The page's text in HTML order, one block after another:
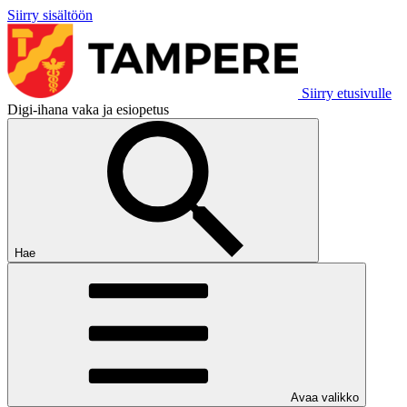
Siirry sisältöön
Siirry etusivulle
Digi-ihana vaka ja esiopetus
Hae
Avaa valikko